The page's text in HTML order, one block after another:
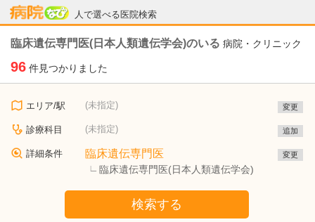
人で選べる医院検索
病院なび
臨床遺伝専門医(日本人類遺伝学会)のいる 病院・クリニック
96 件見つかりました
エリア/駅 (未指定) 変更
診療科目 (未指定) 追加
詳細条件 臨床遺伝専門医
臨床遺伝専門医(日本人類遺伝学会)
変更
検索する